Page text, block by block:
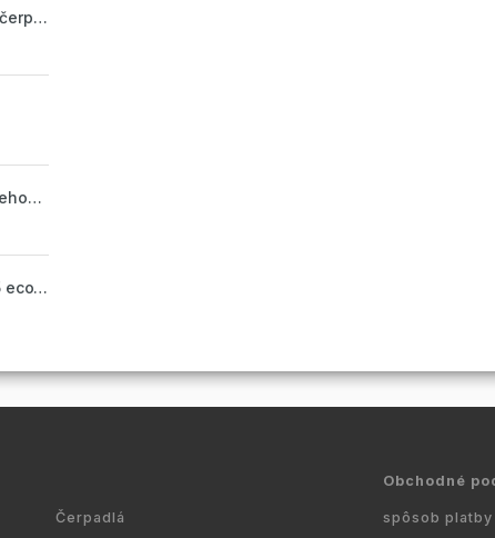
Elektronické obehové čerpadlo NOVA 25-60/130 úsporné na kúrenie
AVANSA 25-4/130 - obehové čerpadlo, pripojovací závit 6/4"
Vaillant VUW 26CS/1-5 ecoTEC plus IoniDetect - s prietokovým ohrevom TV
Čerpadlá
Obchodné
spôsob platby